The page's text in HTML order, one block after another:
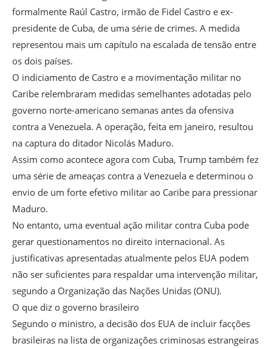
formalmente Raúl Castro, irmão de Fidel Castro e ex-
presidente de Cuba, de uma série de crimes. A medida
representou mais um capítulo na escalada de tensão entre
os dois países.
O indiciamento de Castro e a movimentação militar no
Caribe relembraram medidas semelhantes adotadas pelo
governo norte-americano semanas antes da ofensiva
contra a Venezuela. A operação, feita em janeiro, resultou
na captura do ditador Nicolás Maduro.
Assim como acontece agora com Cuba, Trump também fez
uma série de ameaças contra a Venezuela e determinou o
envio de um forte efetivo militar ao Caribe para pressionar
Maduro.
No entanto, uma eventual ação militar contra Cuba pode
gerar questionamentos no direito internacional. As
justificativas apresentadas atualmente pelos EUA podem
não ser suficientes para respaldar uma intervenção militar,
segundo a Organização das Nações Unidas (ONU).
O que diz o governo brasileiro
Segundo o ministro, a decisão dos EUA de incluir facções
brasileiras na lista de organizações criminosas estrangeiras